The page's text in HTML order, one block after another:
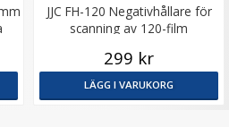
JJC FH-120 Negativhållare för
scanning av 120-film
299 kr
LÄGG I VARUKORG